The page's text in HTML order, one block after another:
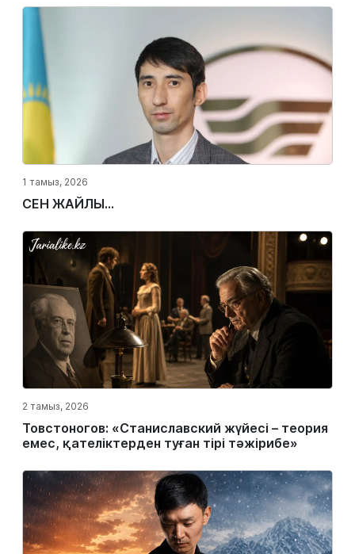
1 тамыз, 2026
СЕН ЖАЙЛЫ...
2 тамыз, 2026
Товстоногов: «Станиславский жүйесі – теория
емес, қателіктерден туған тірі тәжірибе»